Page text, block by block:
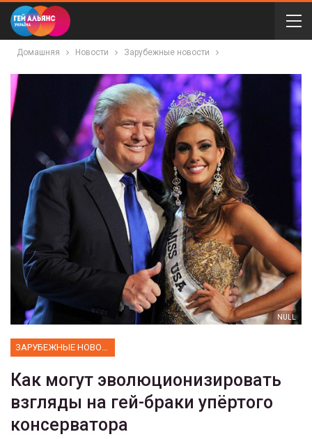
Домашняя Новости Зарубежные новости
NULL
ЗАРУБЕЖНЫЕ НОВОСТИ
Как могут эволюционизировать
взгляды на гей-браки упёртого
консерватора